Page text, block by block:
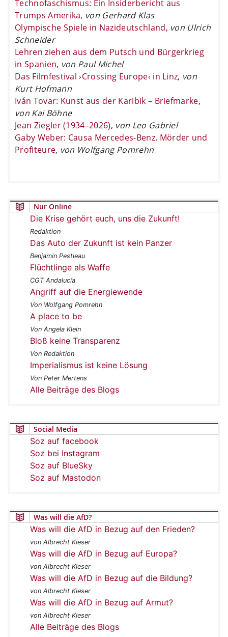
Technofaschismus: Ein Insiderbericht aus
Trumps Amerika, von Gerhard Klas
Olympische Spiele in Nazideutschland, von Ulrich
Schneider
Lehren ziehen aus dem Putsch und Bürgerkrieg
in Spanien, von Paul Michel
Das Filmfestival ›Crossing Europe‹ in Linz, von
Kurt Hofmann
Iván Tovar: Kunst aus der Karibik – Briefmarke,
von Kai Böhne
Jean Ziegler (1934–2026), von Leo Gabriel
Gaby Weber: Causa Mercedes-Benz. Mörder und
Profiteure, von Wolfgang Pomrehn
Nur Online
Die Krise gehört euch, uns die Zukunft!
Redaktion
Das Auto der Zukunft ist kein Panzer
Benjamin Pestieau
Flüchtlinge als Waffe
CGT Andalucía
Angriff auf die Energiewende
Von Wolfgang Pomrehn
A place to be
Von Angela Klein
Bloß keine Transparenz
Von Redaktion
Imperialismus ist keine Lösung
Von Peter Mertens
Alle Beiträge des Blogs
Social Media
Soz auf facebook
Soz bei Instagram
Soz auf BlueSky
Soz auf Mastodon
Was will die AfD?
Was will die AfD in Bezug auf den Frieden?
von Albrecht Kieser
Was will die AfD in Bezug auf Europa?
von Albrecht Kieser
Was will die AfD in Bezug auf die Bildung?
von Albrecht Kieser
Was will die AfD in Bezug auf Armut?
von Albrecht Kieser
Alle Beiträge des Blogs